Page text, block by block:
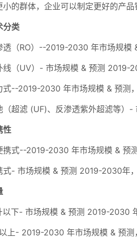
小的群体，企业可以制定更好的产
分类
透（RO）--2019-2030 年市场规模
线（UV）- 市场规模 & 预测 2019-
式--2019-2030 年市场规模 & 预测
（超滤 (UF)、反渗透紫外超滤等）
性
携式--2019-2030 年市场规模 & 预
式- 市场规模 & 预测 2019-2030年
下- 市场规模 & 预测 2019-2030
上- 2019-2030 年市场规模 & 预测